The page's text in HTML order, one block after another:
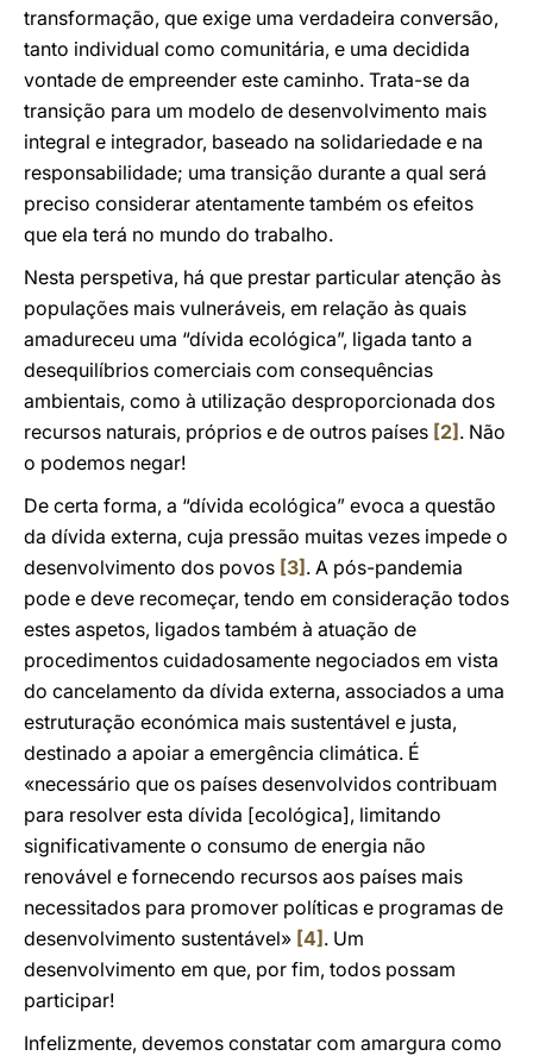
transformação, que exige uma verdadeira conversão,
tanto individual como comunitária, e uma decidida
vontade de empreender este caminho. Trata-se da
transição para um modelo de desenvolvimento mais
integral e integrador, baseado na solidariedade e na
responsabilidade; uma transição durante a qual será
preciso considerar atentamente também os efeitos
que ela terá no mundo do trabalho.
Nesta perspetiva, há que prestar particular atenção às
populações mais vulneráveis, em relação às quais
amadureceu uma “dívida ecológica”, ligada tanto a
desequilíbrios comerciais com consequências
ambientais, como à utilização desproporcionada dos
recursos naturais, próprios e de outros países [2] . Não
o podemos negar!
De certa forma, a “dívida ecológica” evoca a questão
da dívida externa, cuja pressão muitas vezes impede o
desenvolvimento dos povos [3] . A pós-pandemia
pode e deve recomeçar, tendo em consideração todos
estes aspetos, ligados também à atuação de
procedimentos cuidadosamente negociados em vista
do cancelamento da dívida externa, associados a uma
estruturação económica mais sustentável e justa,
destinado a apoiar a emergência climática. É
«necessário que os países desenvolvidos contribuam
para resolver esta dívida [ecológica], limitando
significativamente o consumo de energia não
renovável e fornecendo recursos aos países mais
necessitados para promover políticas e programas de
desenvolvimento sustentável» [4] . Um
desenvolvimento em que, por fim, todos possam
participar!
Infelizmente, devemos constatar com amargura como